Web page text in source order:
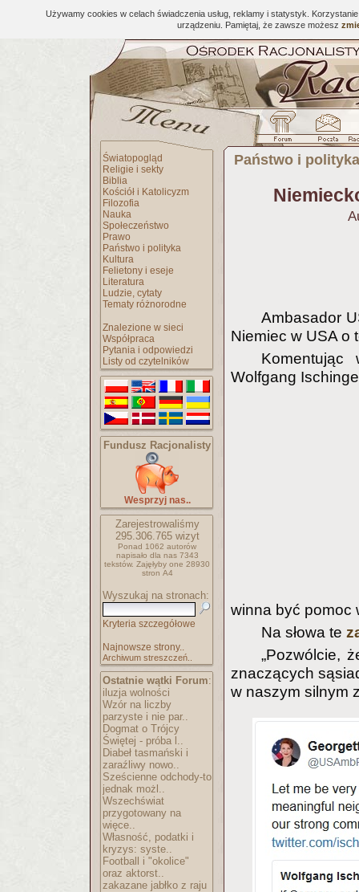
Używamy cookies w celach świadczenia usług, reklamy i statystyk.
urządzeniu. Pamiętaj, że zawsze możesz
Światopogląd
Religie i sekty
Biblia
Kościół i Katolicyzm
Filozofia
Nauka
Społeczeństwo
Prawo
Państwo i polityka
Kultura
Felietony i eseje
Literatura
Ludzie, cytaty
Tematy różnorodne
Znalezione w sieci
Współpraca
Pytania i odpowiedzi
Listy od czytelników
Fundusz Racjonalisty
Wesprzyj nas..
Zarejestrowaliśmy
295.306.765wizyt
Ponad 1062 autorów
napisało dla nas 7343
tekstów. Zajęłyby one 28930
stron A4
Wyszukaj na stronach:
Kryteria szczegółowe
Najnowsze strony..
Archiwum streszczeń..
Ostatnie wątki Forum:
iluzja wolności
Wzór na liczby
parzyste i nie par..
Dogmat o Trójcy
Świętej - próba l..
Diabeł tasmański i
zaraźliwy nowo..
Sześcienne odchody-to
jednak możl..
Wszechświat
przygotowany na
więce..
Własność, podatki i
kryzys: syste..
Football i "okolice"
oraz aktorst..
zakazane jabłko z raju
Państwo i polityka
Ambasador
Niemiec w USA o
Komentując
Wolfgang
winna być pomoc
Na słowa te
„Pozwólcie,
znaczących
w naszym silnym